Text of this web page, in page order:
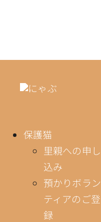
保護猫
里親への申し
込み
預かりボラン
ティアのご登
録